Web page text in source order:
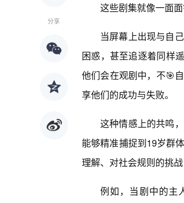
分享
这些剧集就像一面
当屏幕上出现与自
困惑，甚至追逐着同样
他们会在观剧中，不🎯
享他们的成功与失败。
这种情感上的共鸣
能够精准捕捉到19岁群
理解、对社会规则的挑
例如，当剧中的主